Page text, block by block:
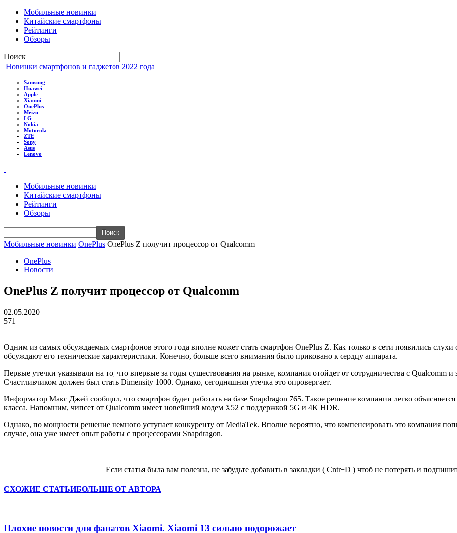
Мобильные новинки
Китайские смартфоны
Рейтинги
Обзоры
Поиск
Новинки смартфонов и гаджетов 2022 года
Samsung
Huawei
Apple
Xiaomi
OnePlus
Meizu
LG
Nokia
Motorola
ZTE
Sony
Asus
Lenovo
Мобильные новинки
Китайские смартфоны
Рейтинги
Обзоры
Мобильные новинки OnePlus OnePlus Z получит процессор от Qualcomm
OnePlus
Новости
OnePlus Z получит процессор от Qualcomm
02.05.2020
571
Одним из самых обсуждаемых смартфонов этого года вполне может стать смартфон OnePlus Z. Как только в сети появились слухи
обсуждают его технические характеристики. Конечно, больше всего внимания было приковано к сердцу аппарата.
Первые утечки указывали на то, что впервые за годы существования на рынке, компания отойдет от сотрудничества с Qualcomm и
Счастливчиком должен был стать Dimensity 1000. Однако, сегодняшняя утечка это опровергает.
Информатор Макс Джей сообщил, что смартфон будет работать на базе Snapdragon 765. Такое решение компании легко
класса. Напомним, чипсет от Qualcomm имеет новейший модем X52 с поддержкой 5G и 4K HDR.
Однако, по мощности решение немного уступает конкуренту от MediaTek. Вполне вероятно, что компенсировать это компания
случае, она уже имеет опыт работы с процессорами Snapdragon.
Если статья была вам полезна, не забудьте добавить в закладки ( Cntr+D ) чтоб не потерять и
СХОЖИЕ СТАТЬИБОЛЬШЕ ОТ АВТОРА
Плохие новости для фанатов Xiaomi. Xiaomi 13 сильно подорожает